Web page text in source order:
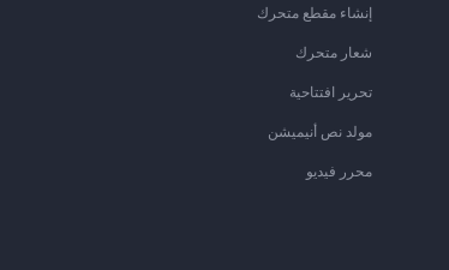
إنشاء مقطع متحرك
شعار متحرك
تحرير افتتاحية
مولد نص أنيميشن
محرر فيديو